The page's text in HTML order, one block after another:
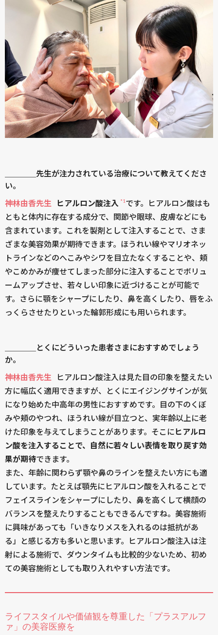
＿＿＿＿先生が注力されている治療について教えてくださ
い。
神林由香先生
ヒアルロン酸注入 *1 です。ヒアルロン酸はも
ともと体内に存在する成分で、関節や眼球、皮膚などにも
含まれています。これを製剤として注入することで、さま
ざまな美容効果が期待できます。ほうれい線やマリオネッ
トラインなどのへこみやシワを目立たなくすることや、頬
やこめかみが痩せてしまった部分に注入することでボリュ
ームアップさせ、若々しい印象に近づけることが可能で
す。さらに顎をシャープにしたり、鼻を高くしたり、唇をふ
っくらさせたりといった輪郭形成にも用いられます。
＿＿＿＿とくにどういった患者さまにおすすめでしょう
か。
神林由香先生
ヒアルロン酸注入は見た目の印象を整えたい
方に幅広く適用できますが、とくにエイジングサインが気
になり始めた中高年の男性におすすめです。目の下のくぼ
みや頬のやつれ、ほうれい線が目立つと、実年齢以上に老
けた印象を与えてしまうことがあります。そこにヒアルロ
ン酸を注入することで、自然に若々しい表情を取り戻す効
果が期待できます。
また、年齢に関わらず顎や鼻のラインを整えたい方にも適
しています。たとえば顎先にヒアルロン酸を入れることで
フェイスラインをシャープにしたり、鼻を高くして横顔の
バランスを整えたりすることもできるんですね。美容施術
に興味があっても「いきなりメスを入れるのは抵抗があ
る」と感じる方も多いと思います。ヒアルロン酸注入は注
射による施術で、ダウンタイムも比較的少ないため、初め
ての美容施術としても取り入れやすい方法です。
ライフスタイルや価値観を尊重した「プラスアルフ
ァ」の美容医療を